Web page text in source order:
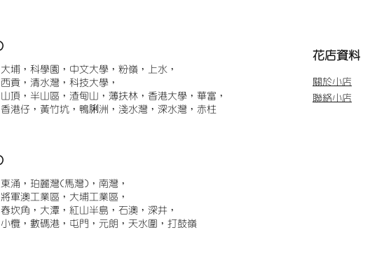
大埔，科學園，中文大學，粉嶺，上水，
西貢，清水灣，科技大學，
山頂，半山區，渣甸山，薄扶林，香港大學，華富，
香港仔，黃竹坑，鴨脷洲，淺水灣，深水灣，赤柱
東涌，珀麗灣(馬灣)，南灣，
將軍澳工業區，大埔工業區，
舂坎角，大潭，紅山半島，石澳，深井，
小欖，數碼港，屯門，元朗，天水圍，打鼓嶺
​花店資料
關於小店
聯絡小店